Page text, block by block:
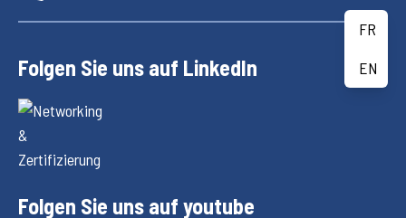
FR
EN
Folgen Sie uns auf LinkedIn
Folgen Sie uns auf youtube